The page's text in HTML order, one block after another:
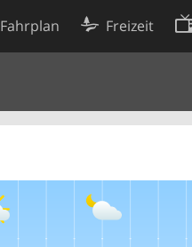
Fahrplan Freizeit
Cookie-Einstellungen